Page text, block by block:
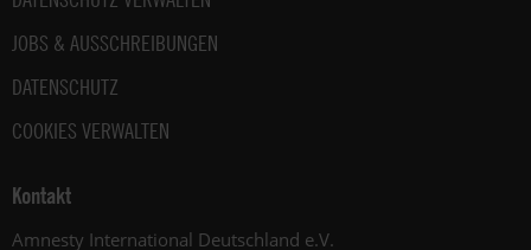
JOBS & AUSSCHREIBUNGEN
DATENSCHUTZ
COOKIES VERWALTEN
Kontakt
Amnesty International Deutschland e.V.